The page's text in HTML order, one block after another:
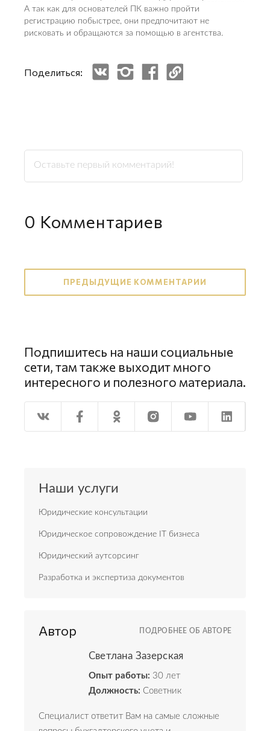
А так как для основателей ПК важно пройти
регистрацию побыстрее, они предпочитают не
рисковать и обращаются за помощью в агентства.
Поделиться:
0 Комментариев
ПРЕДЫДУЩИЕ КОММЕНТАРИИ
Подпишитесь на наши социальные
сети, там также выходит много
интересного и полезного материала.
Наши услуги
Юридические консультации
Юридическое сопровождение IT бизнеса
Юридический аутсорсинг
Разработка и экспертиза документов
Автор ПОДРОБНЕЕ ОБ АВТОРЕ
Светлана Зазерская
Опыт работы: 30 лет
Должность: Советник
Специалист ответит Вам на самые сложные